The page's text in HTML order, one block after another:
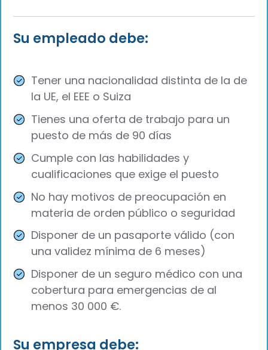
Su empleado debe:
Tener una nacionalidad distinta de la de
la UE, el EEE o Suiza
Tienes una oferta de trabajo para un
puesto de más de 90 días
Cumple con las habilidades y
cualificaciones que exige el puesto
No hay motivos de preocupación en
materia de orden público o seguridad
Disponer de un pasaporte válido (con
una validez mínima de 6 meses)
Disponer de un seguro médico con una
cobertura para emergencias de al
menos 30 000 €.
Su empresa debe: